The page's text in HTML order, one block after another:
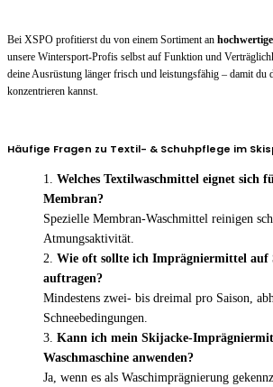
Bei XSPO profitierst du von einem Sortiment an
unsere Wintersport-Profis selbst auf Funktion und
deine Ausrüstung länger frisch und leistungsfähig – damit du
konzentrieren kannst.
Häufige Fragen zu Textil- & Schuhpflege im
Welches Textilwaschmittel eignet sich
Membran?
Spezielle Membran-Waschmittel reinigen
Atmungsaktivität.
Wie oft sollte ich Imprägniermittel auf
auftragen?
Mindestens zwei- bis dreimal pro Saison,
Schneebedingungen.
Kann ich mein Skijacke-
Waschmaschine anwenden?
Ja, wenn es als Waschimprägnierung